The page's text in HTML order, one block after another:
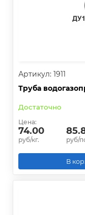
Артикул: 1911
Труба
Достаточно
Цена:
74.00
руб/кг. руб/
В